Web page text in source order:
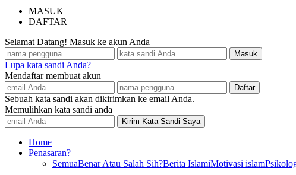
MASUK
DAFTAR
Selamat Datang! Masuk ke akun Anda
Lupa kata sandi Anda?
Mendaftar membuat akun
Sebuah kata sandi akan dikirimkan ke email Anda.
Memulihkan kata sandi anda
Home
Penasaran?
SemuaBenar Atau Salah Sih?Berita IslamiMotivasi islam